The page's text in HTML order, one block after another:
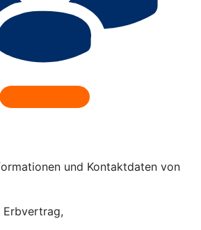
und Kontaktdaten von
Erbvertrag,